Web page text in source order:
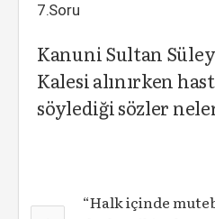
7.Soru
Kanuni Sultan
Kalesi alınırken
söylediği sözler
“Halk içinde